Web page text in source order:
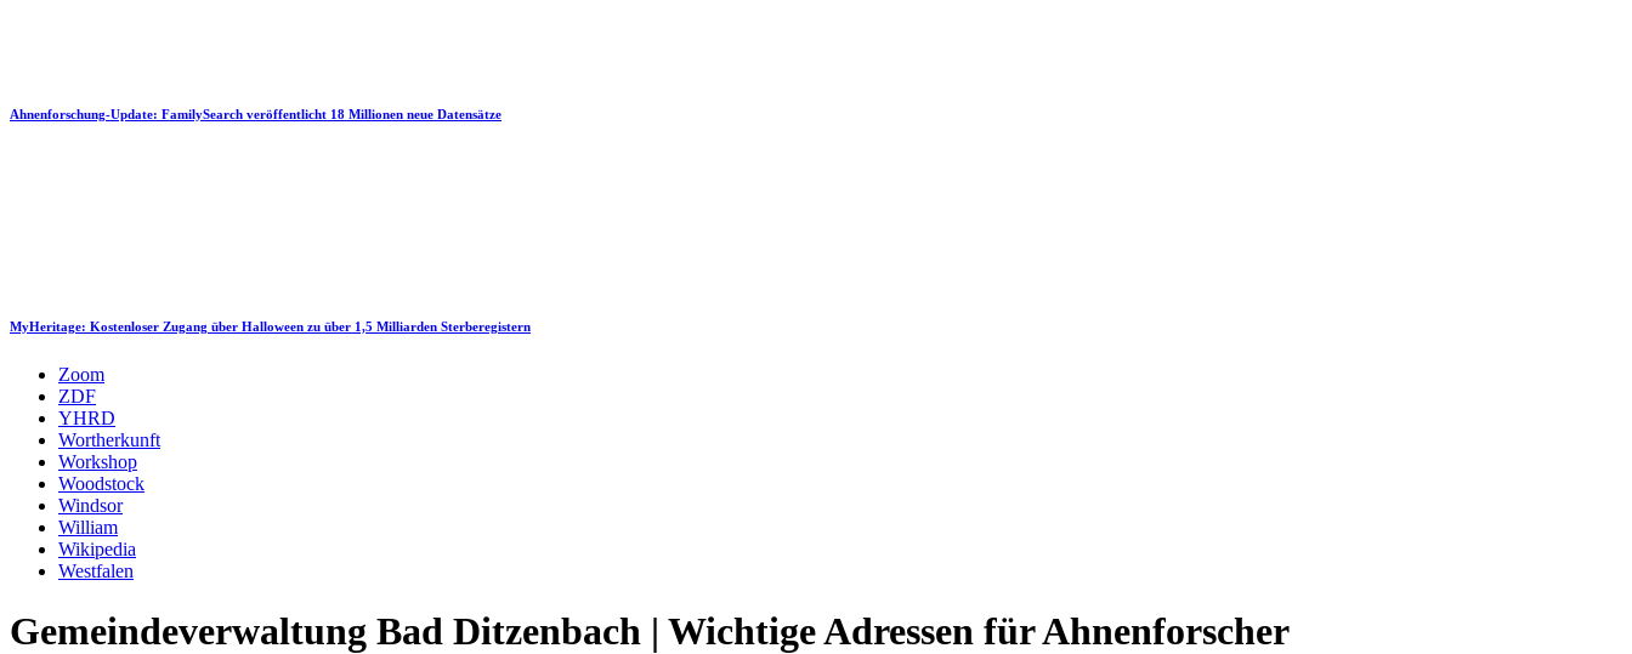
Ahnenforschung-Update: FamilySearch veröffentlicht 18 Millionen neue Datensätze
MyHeritage: Kostenloser Zugang über Halloween zu über 1,5 Milliarden Sterberegistern
Zoom
ZDF
YHRD
Wortherkunft
Workshop
Woodstock
Windsor
William
Wikipedia
Westfalen
Gemeindeverwaltung Bad Ditzenbach | Wichtige Adressen für Ahnenforscher